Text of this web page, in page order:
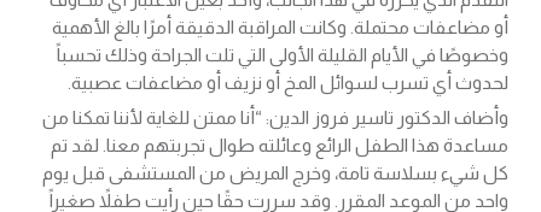
أو مضاعفات محتملة. وكانت المراقبة الدقيقة أمرًا بالغ الأهمية
وخصوصًا في الأيام القليلة الأولى التي تلت الجراحة وذلك تحسباً
لحدوث أي تسرب لسوائل المخ أو نزيف أو مضاعفات عصبية.
وأضاف الدكتور تاسير فروز الدين: “أنا ممتن للغاية لأننا تمكنا من
مساعدة هذا الطفل الرائع وعائلته طوال تجربتهم معنا. لقد تم
كل شيء بسلاسة تامة، وخرج المريض من المستشفى قبل يوم
واحد من الموعد المقرر. وقد سررت حقًا حين رأيت طفلاً صغيراً